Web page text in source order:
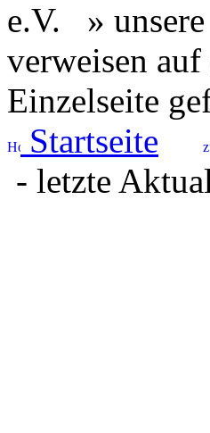
e.V.
»
verweisen auf
Einzelseite
Startseite
- letzte